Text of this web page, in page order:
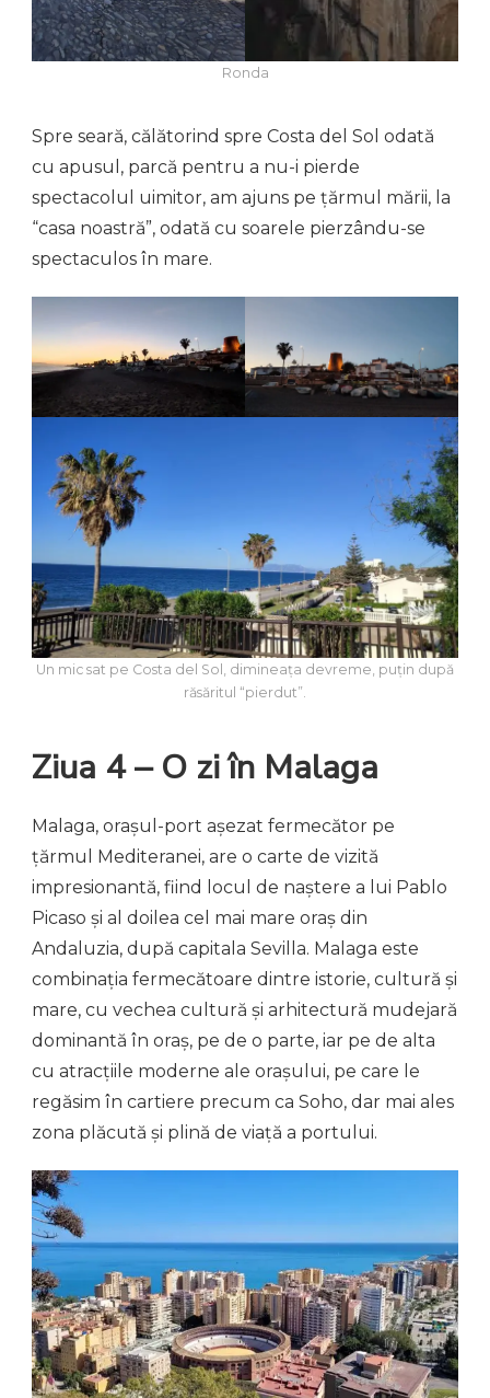
Ronda
Spre seară, călătorind spre Costa del Sol odată
cu apusul, parcă pentru a nu-i pierde
spectacolul uimitor, am ajuns pe țărmul mării, la
“casa noastră”, odată cu soarele pierzându-se
spectaculos în mare.
Un mic sat pe Costa del Sol, dimineața devreme, puțin după
răsăritul “pierdut”.
Ziua 4 – O zi în Malaga
Malaga, orașul-port așezat fermecător pe
țărmul Mediteranei, are o carte de vizită
impresionantă, fiind locul de naștere a lui Pablo
Picaso și al doilea cel mai mare oraș din
Andaluzia, după capitala Sevilla. Malaga este
combinația fermecătoare dintre istorie, cultură și
mare, cu vechea cultură și arhitectură mudejară
dominantă în oraș, pe de o parte, iar pe de alta
cu atracțiile moderne ale orașului, pe care le
regăsim în cartiere precum ca Soho, dar mai ales
zona plăcută și plină de viață a portului.